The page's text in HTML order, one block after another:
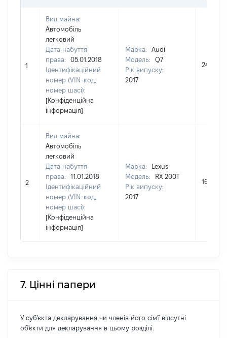
1
Вид майна:
Автомобіль
легковий
Дата набуття
права:
05.01.2018
Ідентифікаційний
номер (VIN-код,
номер шасі):
[Конфіденційна
інформація]
Марка:
Audi
Модель:
Q7
Рік випуску:
2017
2418864
2
Вид майна:
Автомобіль
легковий
Дата набуття
права:
11.01.2018
Ідентифікаційний
номер (VIN-код,
номер шасі):
[Конфіденційна
інформація]
Марка:
Lexus
Модель:
RX 200T
Рік випуску:
2017
1656879
7. Цінні папери
У суб'єкта декларування чи членів його сім'ї відсутні
об'єкти для декларування в цьому розділі.